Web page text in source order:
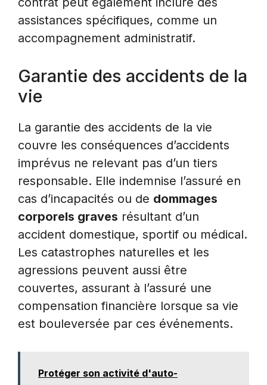
assistances spécifiques, comme un
accompagnement administratif.
Garantie des accidents de la
vie
La garantie des accidents de la vie
couvre les conséquences d’accidents
imprévus ne relevant pas d’un tiers
responsable. Elle indemnise l’assuré en
cas d’incapacités ou de dommages
corporels graves résultant d’un
accident domestique, sportif ou médical.
Les catastrophes naturelles et les
agressions peuvent aussi être
couvertes, assurant à l’assuré une
compensation financière lorsque sa vie
est bouleversée par ces événements.
Protéger son activité d'auto-